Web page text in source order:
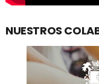
NUESTROS